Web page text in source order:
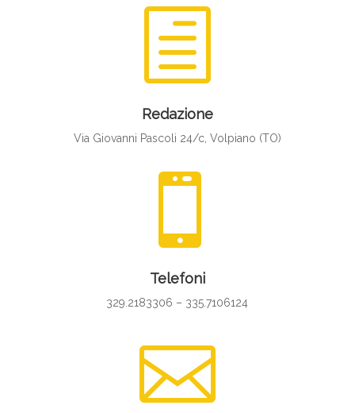
h
Redazione
Via Giovanni Pascoli 24/c, Volpiano (TO)

Telefoni
329.2183306 – 335.7106124
